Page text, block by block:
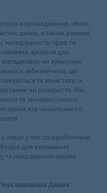
впровадження, обсяг,
даних, а також ризики,
непорушність прав та
зусилля для
випадкових чи зумисних
забезпечити, що
та захистити їх
чи розкриття. Ми
та технологічного
даних від неналежного
лише у тих співробітників
для виконання
та покращення наших
Даних